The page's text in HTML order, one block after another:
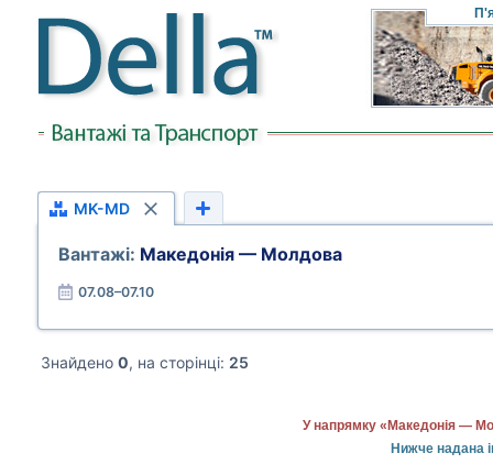
MK-MD
Вантажі: Македонія — Молдова
07.08–07.10
Знайдено 0, на сторінці: 25
У напрямку «Македонія —
Нижче надана